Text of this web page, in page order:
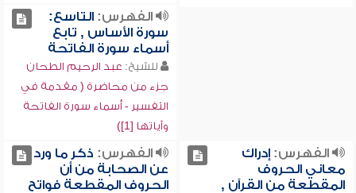
الفهرس:التاسع:
سورة الأساس , تابع
أسماء سورة الفاتحة
للشيخ: عبد الرحيم الطحان
جزء من محاضرة ( مقدمة في
التفسير - أسماء سورة الفاتحة
وآياتها [1])
الفهرس:إدراك
معاني الحروف
المقطعة من القرآن ,
الفهرس: ذكر ما ورد
عن الصحابة من أن
الحروف المقطعة فواتح